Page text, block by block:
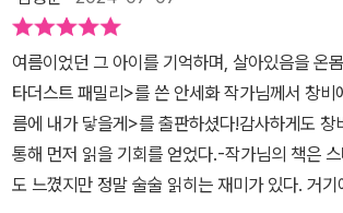
택을 할까 끝까지 알 수 없어서 다 읽을 때까지 진
수 없었다. ​청소년들이 중심 등장인물로 나오는
많이 읽었으면 좋겠다. 다른 어떤 청소년 소설보
도 있고 감동도 있다. 나은이는 마지막에 왜 그
생각만으로도 마음이 진짜 뭉클하다. ​살다 보면,
지와는 상관없는 일들이 점점 생긴다. 안타깝지
밉상 캐릭터도 없다. 그래서 더 마음이 쓰이고 어
여주고픈 인물들만 가득하다. 그런데도 지루하지
호와 도희, 어른이 되었지만 여전히 그 여름에 머
슬퍼하고 괴로워하지만 않았으면 하는 마음으로
겐 지루하고 더딘 여름이라 할 수도 있겠다. 햇살
라 앉아 성가신 시간이라 하겠지. 하지만 어떤 이
여름만큼이나 애타게 그 시절을 그리워 하는 이
여름이었던 그 아이를 기억하며, 살아있음을 온
타더스트 패밀리>를 쓴 안세화 작가님께서 창비
름에 내가 닿을게>를 출판하셨다!감사하게도 창
통해 먼저 읽을 기회를 얻었다.-작가님의 책은
도 느꼈지만 정말 술술 읽히는 재미가 있다. 거기